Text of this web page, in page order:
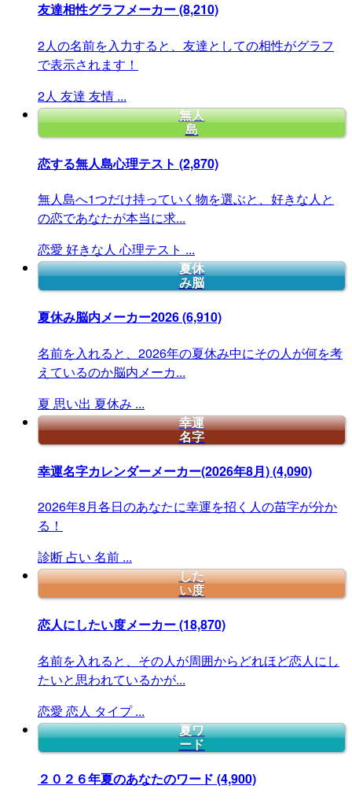
友達相性グラフメーカー(8,210)
2人の名前を入力すると、友達としての相性がグラフ
で表示されます！
2人 友達 友情 ...
無人
島
恋する無人島心理テスト (2,870)
無人島へ1つだけ持っていく物を選ぶと、好きな人と
の恋であなたが本当に求...
恋愛 好きな人 心理テスト ...
夏休
み脳
夏休み脳内メーカー2026(6,910)
名前を入れると、2026年の夏休み中にその人が何を考
えているのか脳内メーカ...
夏 思い出 夏休み ...
幸運
名字
幸運名字カレンダーメーカー(2026年8月)(4,090)
2026年8月各日のあなたに幸運を招く人の苗字が分か
る！
診断 占い 名前 ...
した
い度
恋人にしたい度メーカー(18,870)
名前を入れると、その人が周囲からどれほど恋人にし
たいと思われているかが...
恋愛 恋人 タイプ ...
夏ワ
ード
２０２６年夏のあなたのワード (4,900)